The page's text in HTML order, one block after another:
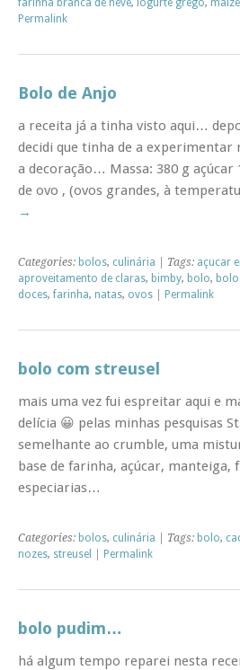
Permalink
Bolo de Anjo
a receita já a tinha visto aqui…
decidi que tinha de a experimentar
a decoração… Massa: 380 g açúcar
de ovo , (ovos grandes, à
→
Categories: bolos, culinária | Tags: açucar
aproveitamento de claras, bimby, bolo,
doces,farinha, natas, ovos Permalink
bolo com streusel
mais uma vez fui espreitar aqui e
delícia 😀 pelas minhas pesquisas
semelhante ao crumble, uma
base de farinha, açúcar, manteiga,
especiarias…
Categories: bolos, culinária | Tags: bolo,
nozes, streusel Permalink
bolo pudim…
há algum tempo reparei nesta